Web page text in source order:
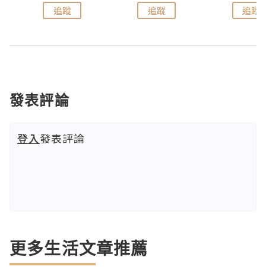
追蹤 追蹤 追蹤
發表評論
登入發表評論
更多生活文章推薦